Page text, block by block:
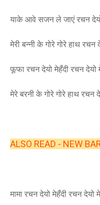
याके आवे सजन ले जाएं रचन
मेरी बन्नी के गोरे गोरे हाथ रचन
फूफा रचन देयो मेहँदी रचन देयो
मेरे बरनी के गोरे गोरे हाथ रचन
ALSO READ - NEW
मामा रचन देयो मेहँदी रचन देयो